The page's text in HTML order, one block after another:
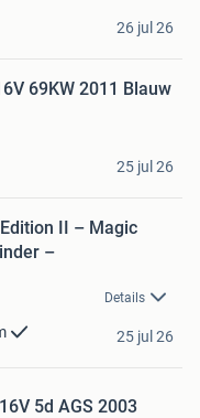
26 jul 26
69KW 2011 Blauw
25 jul 26
II – Magic
–
Details
25 jul 26
5d AGS 2003